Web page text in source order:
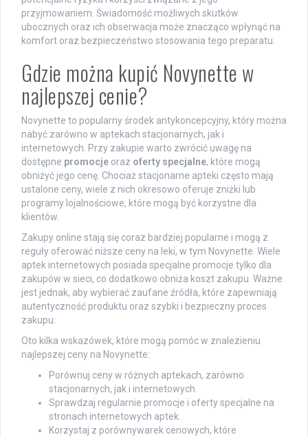
przyjmowaniem. Świadomość możliwych skutków
ubocznych oraz ich obserwacja może znacząco wpłynąć na
komfort oraz bezpieczeństwo stosowania tego preparatu.
Gdzie można kupić Novynette w
najlepszej cenie?
Novynette to popularny środek antykoncepcyjny, który można
nabyć zarówno w aptekach stacjonarnych, jak i
internetowych. Przy zakupie warto zwrócić uwagę na
dostępne promocje oraz oferty specjalne, które mogą
obniżyć jego cenę. Chociaż stacjonarne apteki często mają
ustalone ceny, wiele z nich okresowo oferuje zniżki lub
programy lojalnościowe, które mogą być korzystne dla
klientów.
Zakupy online stają się coraz bardziej popularne i mogą z
reguły oferować niższe ceny na leki, w tym Novynette. Wiele
aptek internetowych posiada specjalne promocje tylko dla
zakupów w sieci, co dodatkowo obniża koszt zakupu. Ważne
jest jednak, aby wybierać zaufane źródła, które zapewniają
autentyczność produktu oraz szybki i bezpieczny proces
zakupu.
Oto kilka wskazówek, które mogą pomóc w znalezieniu
najlepszej ceny na Novynette:
Porównuj ceny w różnych aptekach, zarówno
stacjonarnych, jak i internetowych.
Sprawdzaj regularnie promocje i oferty specjalne na
stronach internetowych aptek.
Korzystaj z porównywarek cenowych, które